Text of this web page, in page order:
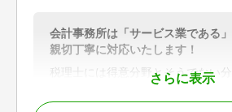
さらに表示
会計事務所は「サービス業である」
親切丁寧に対応いたします！
税理士には得意分野とそうでない分
当事務所の相続税の申告件数は県
おこなう税理士によって納税額が